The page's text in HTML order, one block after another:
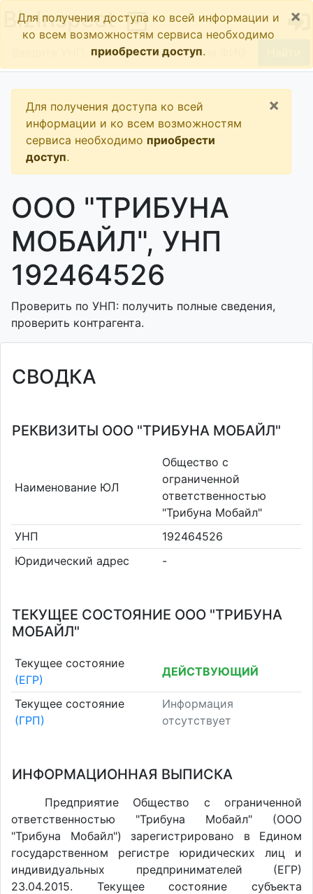
BizInspect
Для получения доступа ко всей информации и
ко всем возможностям сервиса необходимо
приобрести доступ.
×
Для получения доступа ко всей
информации и ко всем возможностям
сервиса необходимо приобрести
доступ.
×
ООО "ТРИБУНА
МОБАЙЛ", УНП
192464526
Проверить по УНП: получить полные сведения,
проверить контрагента.
СВОДКА
РЕКВИЗИТЫ ООО "ТРИБУНА МОБАЙЛ"
Наименование ЮЛ
Общество с
ограниченной
ответственностью
"Трибуна Мобайл"
УНП
192464526
Юридический адрес
-
ТЕКУЩЕЕ СОСТОЯНИЕ ООО "ТРИБУНА
МОБАЙЛ"
Текущее состояние
(ЕГР)
ДЕЙСТВУЮЩИЙ
Текущее состояние
(ГРП)
Информация
отсутствует
ИНФОРМАЦИОННАЯ ВЫПИСКА
Предприятие Общество с ограниченной
ответственностью "Трибуна Мобайл" (ООО
"Трибуна Мобайл") зарегистрировано в Едином
государственном регистре юридических лиц и
индивидуальных предпринимателей (ЕГР)
23.04.2015. Текущее состояние субъекта